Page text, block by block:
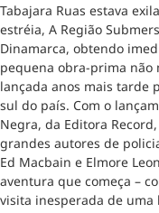
Tabajara Ruas estava
estréia, A Região
Dinamarca, obtendo
pequena obra-prima não
lançada anos mais tarde
sul do país. Com o
Negra, da Editora
grandes autores de
Ed Macbain e Elmore
aventura que começa –
visita inesperada de